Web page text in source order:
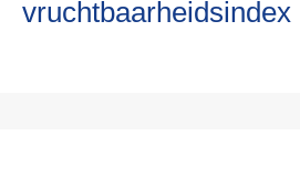
vruchtbaarheidsindex